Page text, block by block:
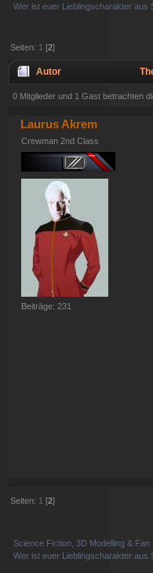
Wer ist euer Lieblingscharakter aus
Seiten: 1 [2]
Autor
0 Mitglieder und 1 Gast betrachten
Laurus Akrem
Crewman 2nd Class
Beiträge: 231
Seiten: 1 [2]
Science Fiction, 3D Modelling & Fan
Wer ist euer Lieblingscharakter aus